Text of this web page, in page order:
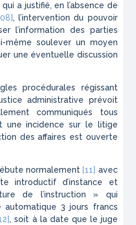
a justifié, en l’absence de
, l’intervention du pouvoir
l’information des parties
même soulever un moyen
une éventuelle discussion
procédurales régissant
administrative prévoit
communiqués tous
une incidence sur le litige
des affaires est ouverte
normalement [11] avec
introductif d’instance et
de l’instruction » qui
3 jours francs
, soit à la date que le juge